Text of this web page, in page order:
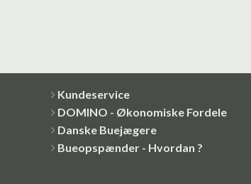
Kundeservice
DOMINO - Økonomiske Fordele
Danske Buejægere
Bueopspænder - Hvordan ?